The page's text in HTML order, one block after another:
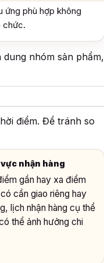
ứng phù hợp không
chức.
dung nhóm sản phẩm,
điểm. Để tránh so
nhận hàng
gần hay xa điểm
cần giao riêng hay
lịch nhận hàng cụ thể
thể ảnh hưởng chi